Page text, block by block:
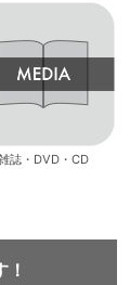
誌・DVD・CD